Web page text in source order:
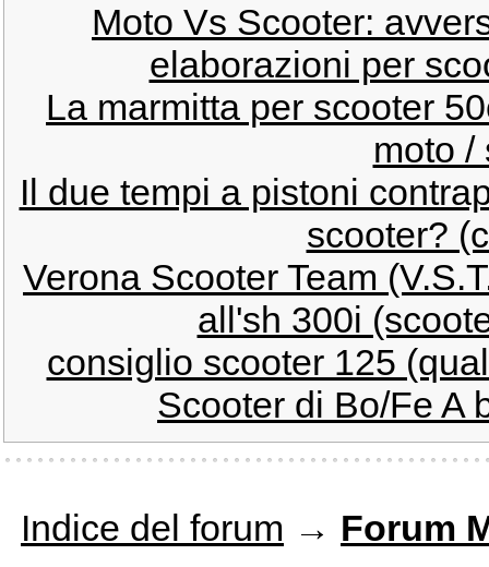
Moto Vs Scooter:
elaborazioni per
La marmitta per scooter
moto /
Il due tempi a pistoni
scooter?
Verona Scooter Team
all'sh 300i
consiglio scooter 125
Scooter di Bo/Fe A
Indice del forum → Forum